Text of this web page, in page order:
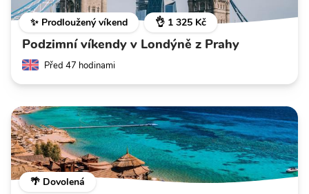
✨ Prodloužený víkend 👌 1 325 Kč
Podzimní víkendy v Londýně z Prahy
Před 47 hodinami
🌴 Dovolená